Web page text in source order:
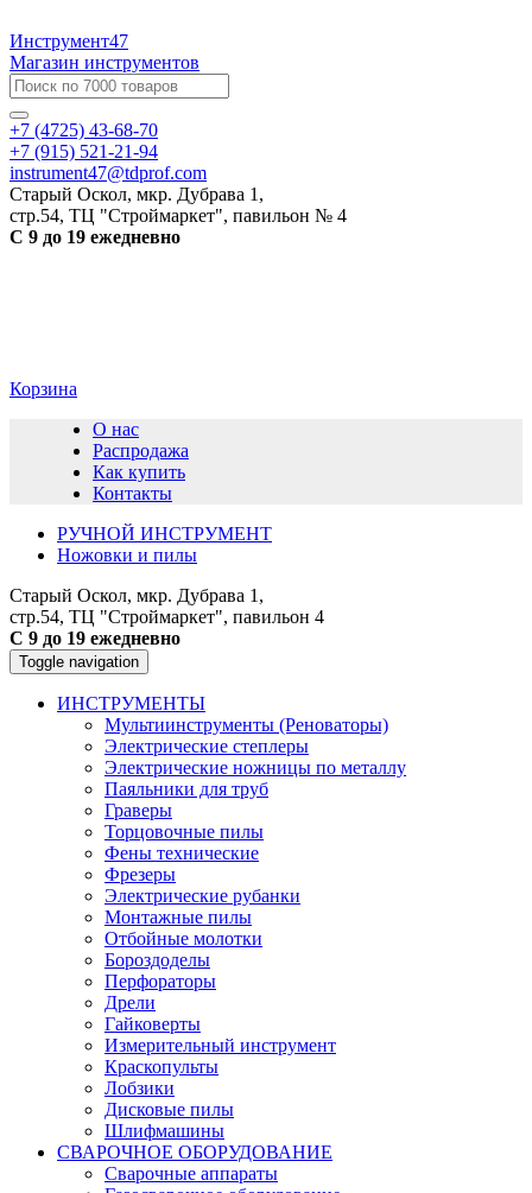
Инструмент47
Магазин инструментов
+7 (4725) 43-68-70
+7 (915) 521-21-94
instrument47@tdprof.com
Старый Оскол, мкр. Дубрава 1,
стр.54, ТЦ "Строймаркет", павильон № 4
С 9 до 19 ежедневно
Корзина
О нас
Распродажа
Как купить
Контакты
РУЧНОЙ ИНСТРУМЕНТ
Ножовки и пилы
Старый Оскол, мкр. Дубрава 1,
стр.54, ТЦ "Строймаркет", павильон 4
С 9 до 19 ежедневно
Toggle navigation
ИНСТРУМЕНТЫ
Мультиинструменты (Реноваторы)
Электрические степлеры
Электрические ножницы по металлу
Паяльники для труб
Граверы
Торцовочные пилы
Фены технические
Фрезеры
Электрические рубанки
Монтажные пилы
Отбойные молотки
Бороздоделы
Перфораторы
Дрели
Гайковерты
Измерительный инструмент
Краскопульты
Лобзики
Дисковые пилы
Шлифмашины
СВАРОЧНОЕ ОБОРУДОВАНИЕ
Сварочные аппараты